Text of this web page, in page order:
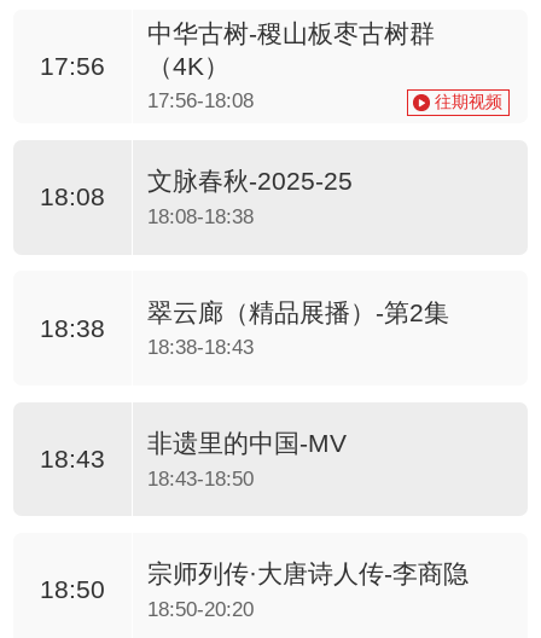
17:56
中华古树-稷山板枣古树群
（4K）
17:56-18:08 往期视频
18:08
文脉春秋-2025-25
18:08-18:38
18:38
翠云廊（精品展播）-第2集
18:38-18:43
18:43
非遗里的中国-MV
18:43-18:50
18:50
宗师列传·大唐诗人传-李商隐
18:50-20:20